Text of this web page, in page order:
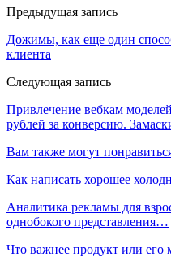
Предыдущая запись
Дожимы, как еще один
клиента
Следующая запись
Привлечение вебкам
рублей за конверсию.
Вам также могут
Как написать хорошее
Аналитика рекламы для
однобокого представления…
Что важнее продукт или его